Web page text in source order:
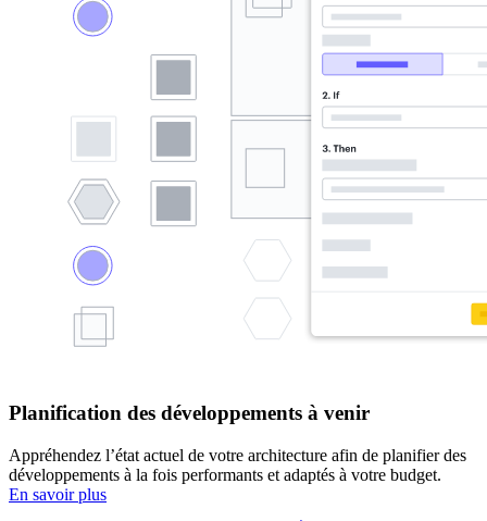
Planification des développements à venir
Appréhendez l’état actuel de votre architecture afin de planifier des
développements à la fois performants et adaptés à votre budget.
En savoir plus